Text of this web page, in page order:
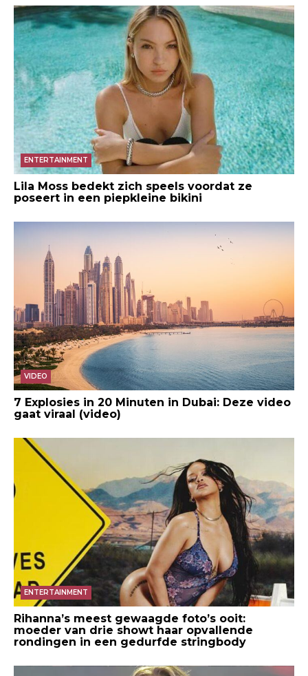
ENTERTAINMENT
Lila Moss bedekt zich speels voordat ze
poseert in een piepkleine bikini
VIDEO
7 Explosies in 20 Minuten in Dubai: Deze video
gaat viraal (video)
ENTERTAINMENT
Rihanna’s meest gewaagde foto’s ooit:
moeder van drie showt haar opvallende
rondingen in een gedurfde stringbody